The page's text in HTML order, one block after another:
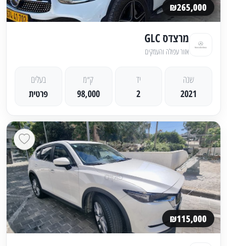
₪265,000
מרצדס GLC
אזור עפולה והעמקים
שנה
2021
יד
2
ק״מ
98,000
בעלים
פרטית
₪115,000